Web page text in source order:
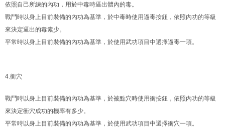
依照自己所練的內功，用於中毒時逼出體內的毒。
戰鬥時以身上目前裝備的內功為基準，於中毒時使用逼毒按鈕，依照內功的等級
來決定逼出的毒素少。
平常時以身上目前裝備的內功為基準，於使用武功項目中選擇逼毒一項。
4.衝穴
戰鬥時以身上目前裝備的內功為基準，於被點穴時使用衝按鈕，依照內功的等級
來決定衝穴成功的機率有多少。
平常時以身上目前裝備的內功為基準，於使用武功項目中選擇衝穴一項。